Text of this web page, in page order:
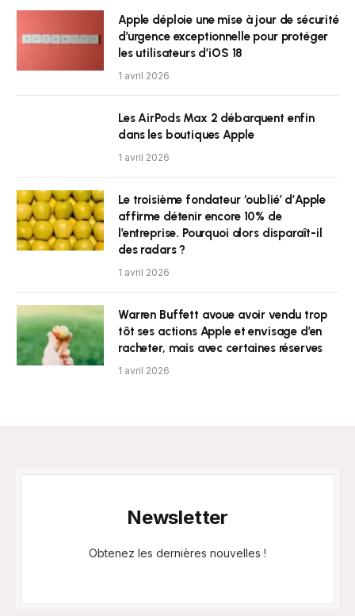
Apple déploie une mise à jour de sécurité
d’urgence exceptionnelle pour protéger
les utilisateurs d’iOS 18
1 avril 2026
Les AirPods Max 2 débarquent enfin
dans les boutiques Apple
1 avril 2026
Le troisième fondateur ‘oublié’ d’Apple
affirme détenir encore 10% de
l’entreprise. Pourquoi alors disparaît-il
des radars ?
1 avril 2026
Warren Buffett avoue avoir vendu trop
tôt ses actions Apple et envisage d’en
racheter, mais avec certaines réserves
1 avril 2026
Newsletter
Obtenez les dernières nouvelles !